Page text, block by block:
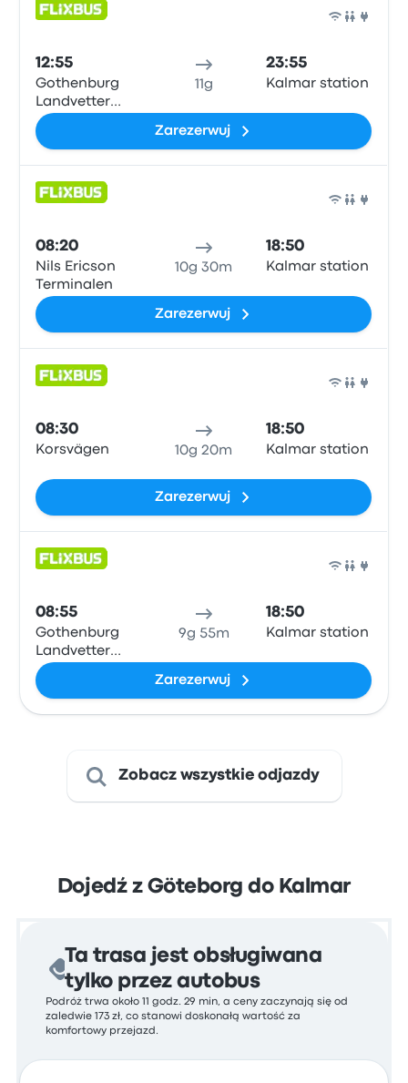
12:55
Gothenburg
Landvetter
Airport
11g
23:55
Kalmar station
Zarezerwuj
08:20
Nils Ericson
Terminalen
10g 30m
18:50
Kalmar station
Zarezerwuj
08:30
Korsvägen 10g 20m
18:50
Kalmar station
Zarezerwuj
08:55
Gothenburg
Landvetter
Airport
9g 55m
18:50
Kalmar station
Zarezerwuj
Zobacz wszystkie odjazdy
Dojedź z Göteborg do Kalmar
Ta trasa jest obsługiwana
tylko przez autobus
Podróż trwa około 11 godz. 29 min, a ceny zaczynają się od
zaledwie 173 zł, co stanowi doskonałą wartość za
komfortowy przejazd.